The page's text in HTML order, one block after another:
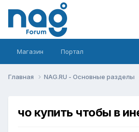
Магазин Портал
Главная NAG.RU - Основные разделы
чо купить чтобы в